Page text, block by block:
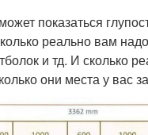
показаться
реально вам
и тд. И сколько
они места у вас